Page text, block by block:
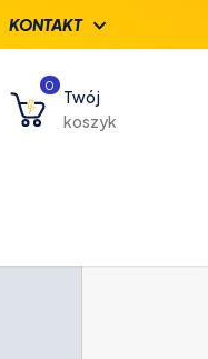
KONTAKT
0
Twój
koszyk